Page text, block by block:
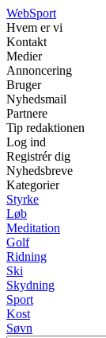
WebSport
Hvem er vi
Kontakt
Medier
Annoncering
Bruger
Nyhedsmail
Partnere
Tip redaktionen
Log ind
Registrér dig
Nyhedsbreve
Kategorier
Styrke
Løb
Meditation
Golf
Ridning
Ski
Skydning
Sport
Kost
Søvn